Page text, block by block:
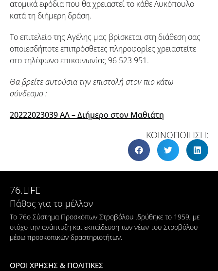
ατομικά εφόδια που θα χρειαστεί το κάθε Λυκόπουλο
κατά τη διήμερη δράση.
Το επιτελείο της Αγέλης μας βρίσκεται στη διάθεση σας
οποιεσδήποτε επιπρόσθετες πληροφορίες χρειαστείτε
στο τηλέφωνο επικοινωνίας 96 523 951.
Θα βρείτε αυτούσια την επιστολή στον πιο κάτω
σύνδεσμο :
20222023039 ΑΛ – Διήμερο στον Μαθιάτη
ΚΟΙΝΟΠΟΙΗΣΗ:
76.LIFE
Πάθος για το μέλλον
Το 76ο Σύστημα Προσκόπων Στροβόλου ιδρύθηκε το 1959, με
στόχο την ανάπτυξη και εκπαίδευση των νέων του Στροβόλου
μέσω προσκοπικών δραστηριοτήτων.
ΟΡΟΙ ΧΡΗΣΗΣ & ΠΟΛΙΤΙΚΕΣ